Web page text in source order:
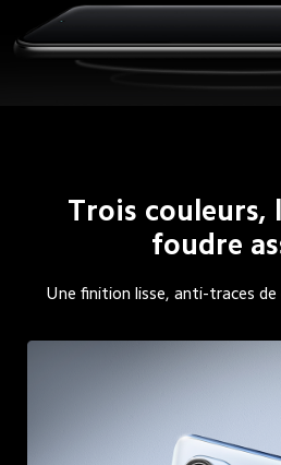
Trois couleurs,
foudre
Une finition lisse, anti-traces